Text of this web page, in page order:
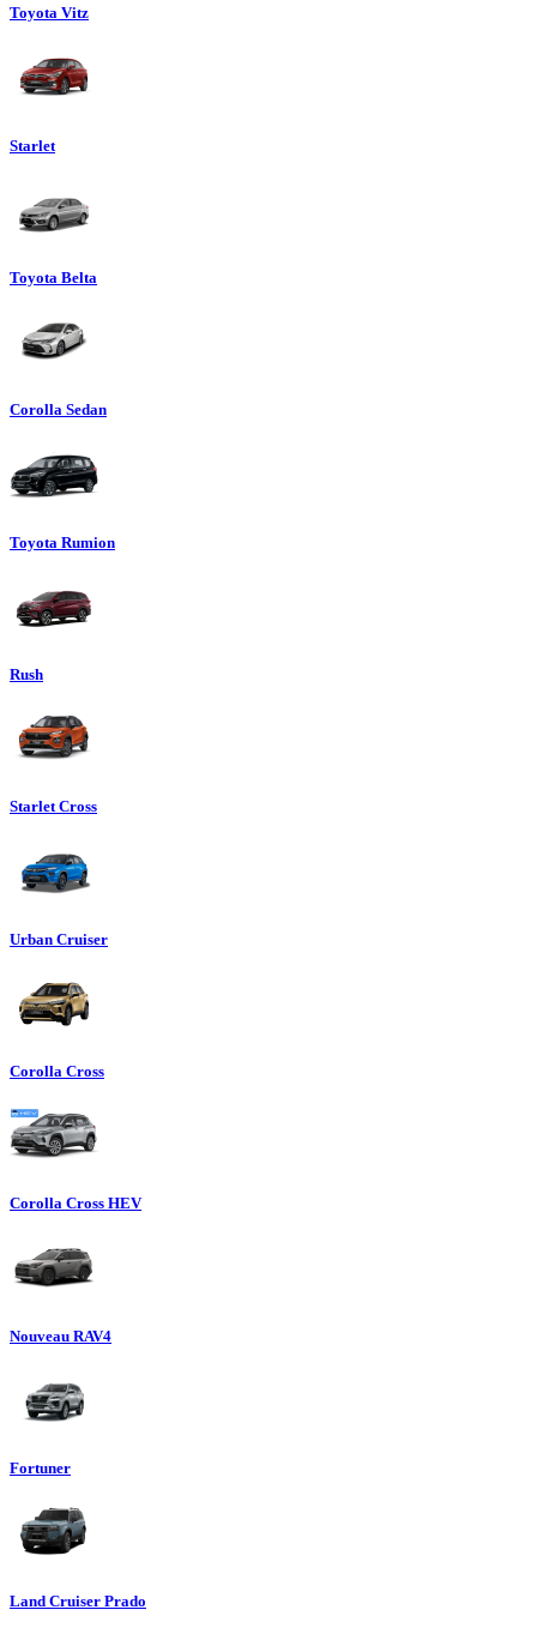
Toyota Vitz
Starlet
Toyota Belta
Corolla Sedan
Toyota Rumion
Rush
Starlet Cross
Urban Cruiser
Corolla Cross
Corolla Cross HEV
Nouveau RAV4
Fortuner
Land Cruiser Prado